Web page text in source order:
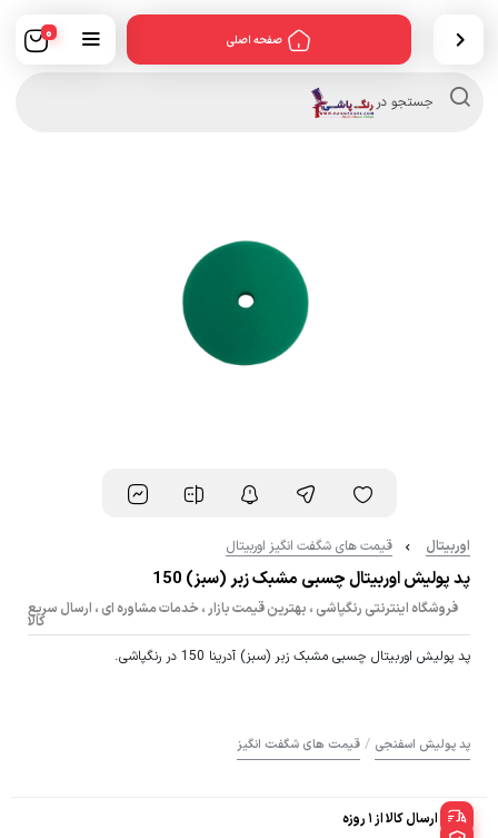
صفحه اصلی 0
search
جستجو در
اوربیتال قیمت های شگفت انگیز اوربیتال
پد پولیش اوربیتال چسبی مشبک زبر (سبز) 150
فروشگاه اینترنتی رنگپاشی ، بهترین قیمت بازار ، خدمات مشاوره ای ، ارسال سریع
کالا
پد پولیش اوربیتال چسبی مشبک زبر (سبز) آدرینا 150 در رنگپاشی.
پد پولیش اسفنجی / قیمت های شگفت انگیز
ارسال کالا از 1 روزه